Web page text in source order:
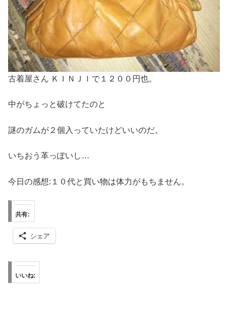
古着屋さん ＫＩＮＪＩで１２００円也。
中がちょっと破けてたのと
謎のガムが２個入っていたけどいいのだ。
いちおう革っぽいし…
今日の感想:１０代と買い物は体力がもちません。
共有:
シェア
いいね: